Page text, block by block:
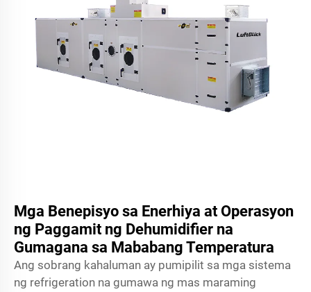
Mga Benepisyo sa Enerhiya at Operasyon
ng Paggamit ng Dehumidifier na
Gumagana sa Mababang Temperatura
Ang sobrang kahaluman ay pumipilit sa mga sistema
ng refrigeration na gumawa ng mas maraming